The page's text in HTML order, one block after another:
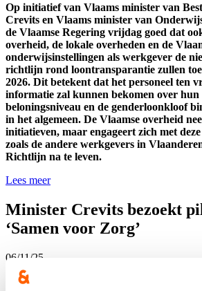
Op initiatief van Vlaams minister van
Crevits en Vlaams minister van
de Vlaamse Regering vrijdag goed dat
overheid, de lokale overheden en de
onderwijsinstellingen als werkgever de
richtlijn rond loontransparantie zullen
2026. Dit betekent dat het personeel ten
informatie zal kunnen bekomen over
beloningsniveau en de genderloonkloof
in het algemeen. De Vlaamse overheid
initiatieven, maar engageert zich met
zoals de andere werkgevers in
Richtlijn na te leven.
Lees meer
Minister Crevits bezoekt
‘Samen voor Zorg’
06/11/25
Vlaams minister van Integratie en